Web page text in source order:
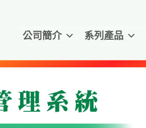
公司簡介 系列產品